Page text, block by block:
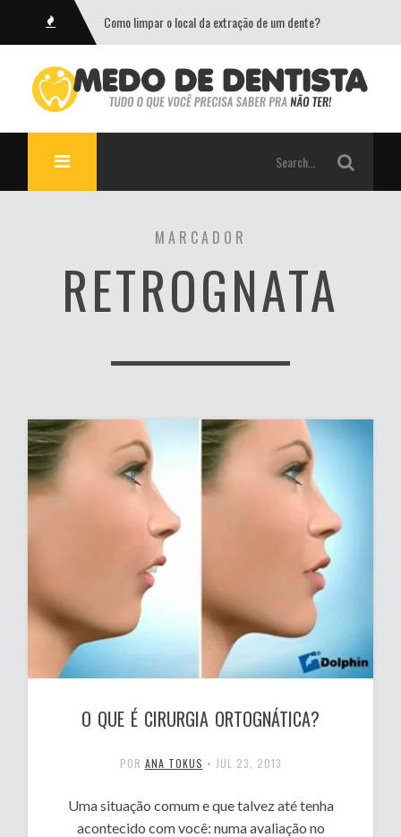
Como limpar o local da extração de um dente?
MARCADOR
RETROGNATA
O QUE É CIRURGIA ORTOGNÁTICA?
POR ANA TOKUS • JUL 23, 2013
Uma situação comum e que talvez até tenha
acontecido com você: numa avaliação no